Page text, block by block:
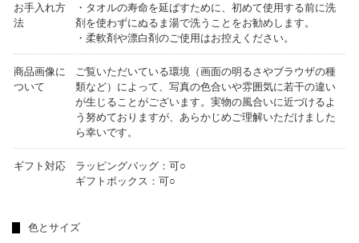
お手入れ方
法
・タオルの寿命を延ばすために、初めて使用する前に洗
剤を使わずにぬるま湯で洗うことをお勧めします。
・柔軟剤や漂白剤のご使用はお控えください。
商品画像に
ついて
ご覧いただいている環境（画面の明るさやブラウザの種
類など）によって、写真の色合いや雰囲気に若干の違い
が生じることがございます。実物の風合いに近づけるよ
う努めておりますが、あらかじめご理解いただけました
ら幸いです。
ギフト対応
ラッピングバッグ：可○
ギフトボックス：可○
色とサイズ